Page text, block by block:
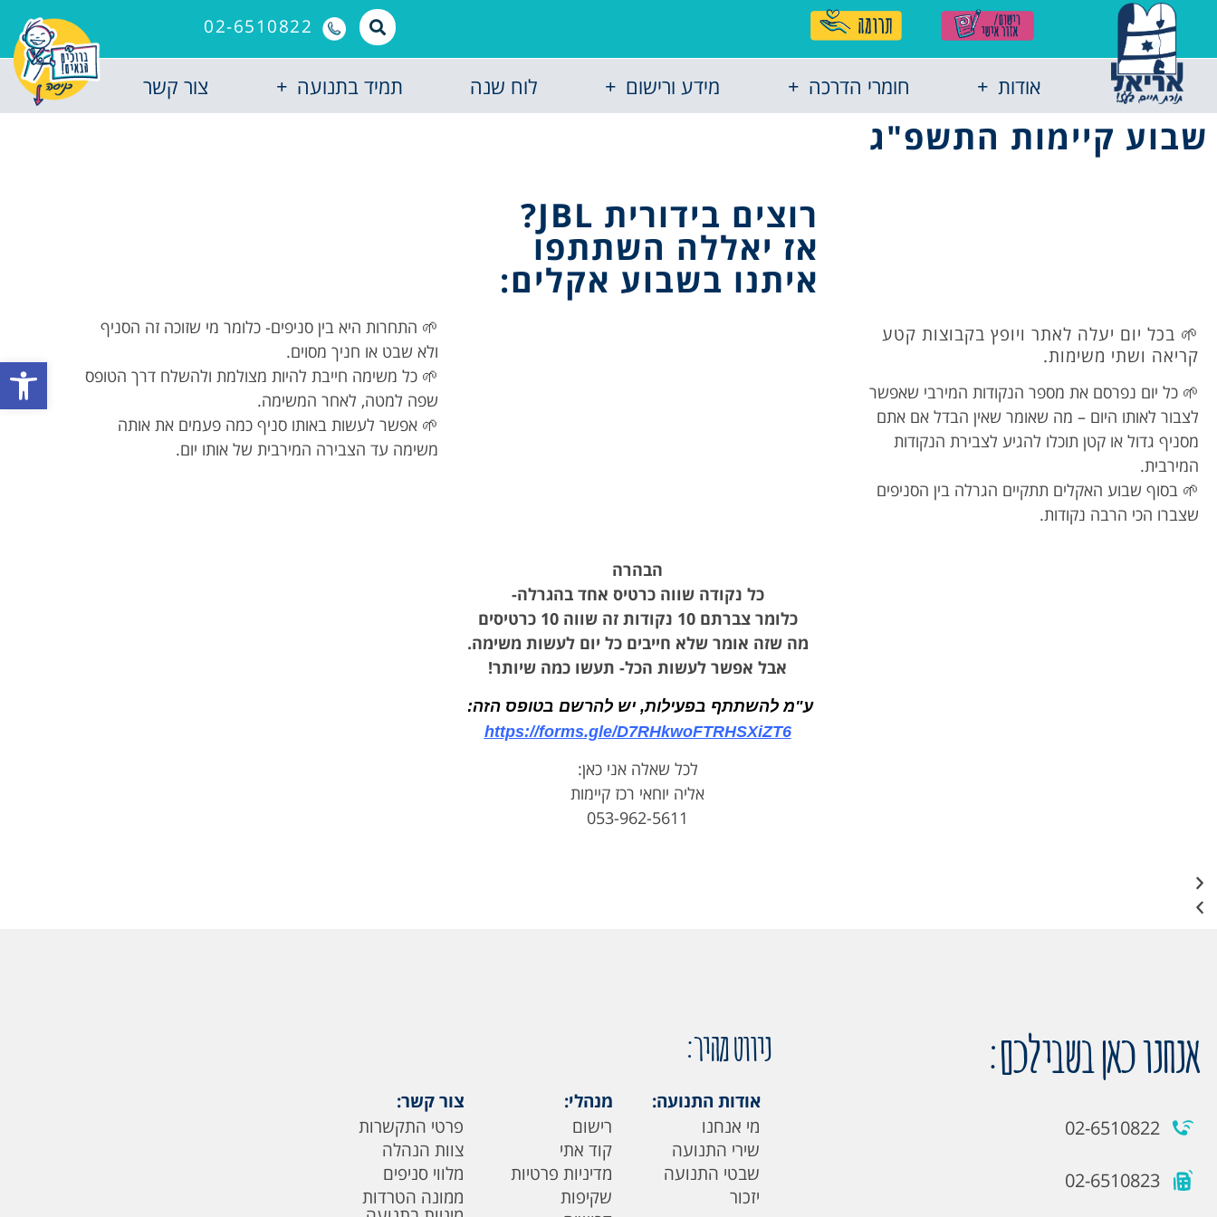
פתח
02-6510822
אודות חומרי הדרכה מידע ורישום לוח שנה תמיד בתנועה צור קשר
שבוע קיימות התשפ"ג
רוצים בידורית JBL?
אז יאללה השתתפו
איתנו בשבוע אקלים:
🌱 בכל יום יעלה לאתר ויופץ בקבוצות קטע
קריאה ושתי משימות.
🌱 כל יום נפרסם את מספר הנקודות המירבי שאפשר
לצבור לאותו היום – מה שאומר שאין הבדל אם אתם
מסניף גדול או קטן תוכלו להגיע לצבירת הנקודות
המירבית.
🌱 בסוף שבוע האקלים תתקיים הגרלה בין הסניפים
שצברו הכי הרבה נקודות.
🌱 התחרות היא בין סניפים- כלומר מי שזוכה זה הסניף
ולא שבט או חניך מסוים.
🌱 כל משימה חייבת להיות מצולמת ולהשלח דרך הטופס
שפה למטה, לאחר המשימה.
🌱 אפשר לעשות באותו סניף כמה פעמים את אותה
משימה עד הצבירה המירבית של אותו יום.
הבהרה
כל נקודה שווה כרטיס אחד בהגרלה-
כלומר צברתם 10 נקודות זה שווה 10 כרטיסים
מה שזה אומר שלא חייבים כל יום לעשות משימה.
אבל אפשר לעשות הכל- תעשו כמה שיותר!
ע"מ להשתתף בפעילות, יש להרשם בטופס הזה:
https://forms.gle/D7RHkwoFTRHSXiZT6
לכל שאלה אני כאן:
אליה יוחאי רכז קיימות
053-962-5611
אנחנו כאן בשבילכם:
02-6510822
02-6510823
ניווט מהיר:
אודות התנועה:
מי אנחנו
שירי התנועה
שבטי התנועה
יזכור
מנהלי:
רישום
קוד אתי
מדיניות פרטיות
שקיפות
צור קשר:
פרטי התקשרות
צוות הנהלה
מלווי סניפים
ממונה הטרדות